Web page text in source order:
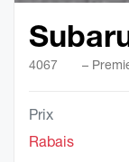
4067 –
Prix
Rabais